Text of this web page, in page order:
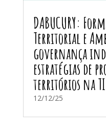
DABUCURY:
Territorial e
governança
estratégias de
territórios na
12/12/25